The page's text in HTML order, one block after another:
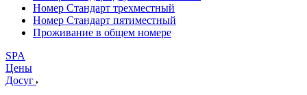
Номер Стандарт трехместный
Номер Стандарт пятиместный
Проживание в общем номере
SPA
Цены
Досуг